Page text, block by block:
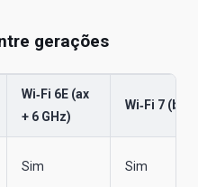
gerações
Wi‑Fi 6E (ax
+ 6 GHz)
Wi‑Fi 7 (be)
Sim Sim